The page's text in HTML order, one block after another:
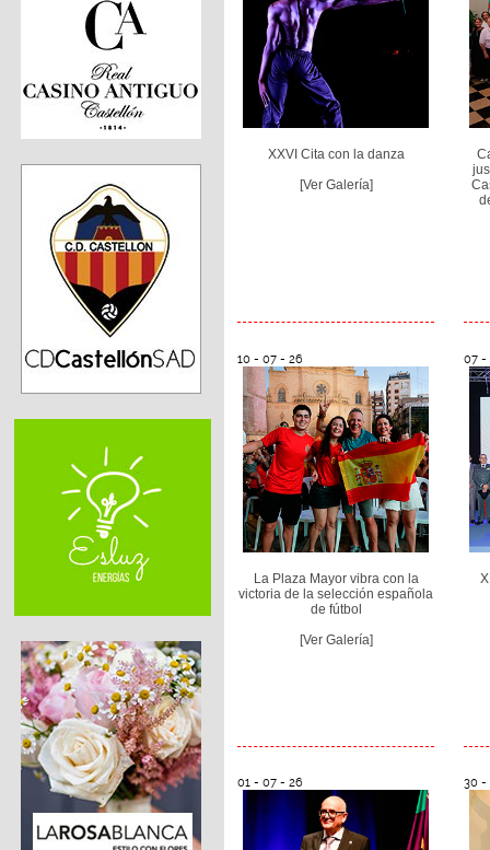
XXVI Cita con la danza
[Ver Galería]
10 - 07 - 26
La Plaza Mayor vibra con la
victoria de la selección española
de fútbol
[Ver Galería]
07 -
01 - 07 - 26 30 -